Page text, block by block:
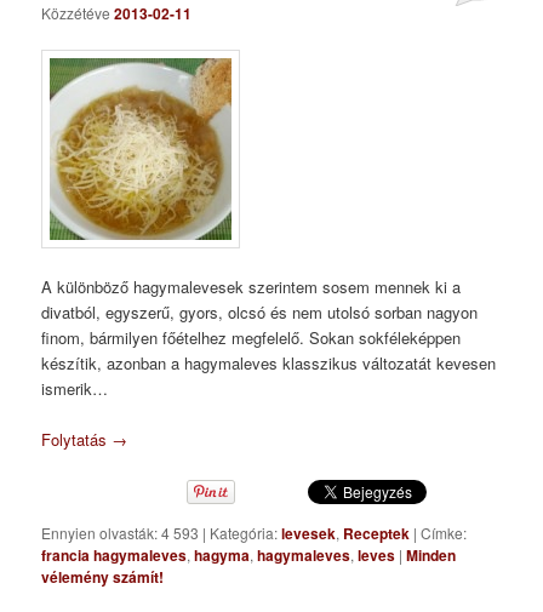
Közzétéve2013-02-11
A különböző hagymalevesek szerintem sosem mennek ki a
divatból, egyszerű, gyors, olcsó és nem utolsó sorban nagyon
finom, bármilyen főételhez megfelelő. Sokan sokféleképpen
készítik, azonban a hagymaleves klasszikus változatát kevesen
ismerik…
Folytatás →
Ennyien olvasták: 4 593 | Kategória:levesek, Receptek |Címke:
francia hagymaleves,hagyma,hagymaleves,leves |Minden
vélemény számít!